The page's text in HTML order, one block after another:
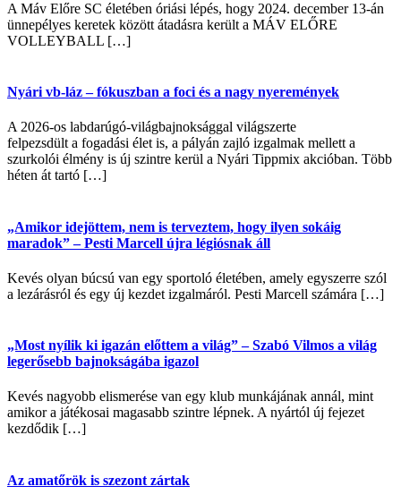
A Máv Előre SC életében óriási lépés, hogy 2024. december 13-án
ünnepélyes keretek között átadásra került a MÁV ELŐRE
VOLLEYBALL […]
Nyári vb-láz – fókuszban a foci és a nagy nyeremények
A 2026-os labdarúgó-világbajnoksággal világszerte
felpezsdült a fogadási élet is, a pályán zajló izgalmak mellett a
szurkolói élmény is új szintre kerül a Nyári Tippmix akcióban. Több
héten át tartó […]
„Amikor idejöttem, nem is terveztem, hogy ilyen sokáig
maradok” – Pesti Marcell újra légiósnak áll
Kevés olyan búcsú van egy sportoló életében, amely egyszerre szól
a lezárásról és egy új kezdet izgalmáról. Pesti Marcell számára […]
„Most nyílik ki igazán előttem a világ” – Szabó Vilmos a világ
legerősebb bajnokságába igazol
Kevés nagyobb elismerése van egy klub munkájának annál, mint
amikor a játékosai magasabb szintre lépnek. A nyártól új fejezet
kezdődik […]
Az amatőrök is szezont zártak